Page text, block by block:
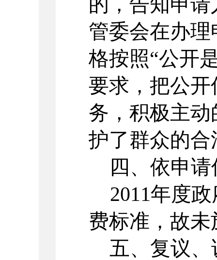
管委会在办
格按照“公开
要求，把公
务，积极主
护了群众的合
四、依申
2011年度
费标准，故
五、复议